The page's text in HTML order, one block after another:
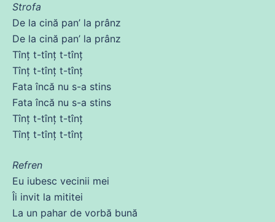
Strofa
De la cină pan’ la prânz
De la cină pan’ la prânz
Tînț t-tînț t-tînț
Tînț t-tînț t-tînț
Fata încă nu s-a stins
Fata încă nu s-a stins
Tînț t-tînț t-tînț
Tînț t-tînț t-tînț
Refren
Eu iubesc vecinii mei
Îi invit la mititei
La un pahar de vorbă bună